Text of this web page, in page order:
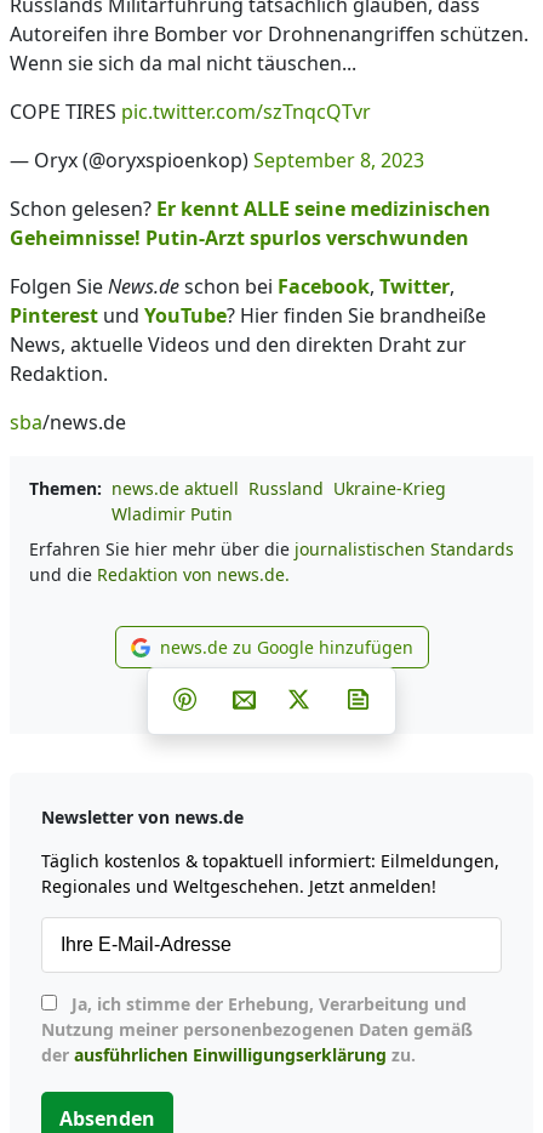
Autoreifen ihre Bomber vor Drohnenangriffen schützen.
Wenn sie sich da mal nicht täuschen...
COPE TIRES pic.twitter.com/szTnqcQTvr
— Oryx (@oryxspioenkop)September 8, 2023
Schon gelesen? Er kennt ALLE seine medizinischen
Geheimnisse! Putin-Arzt spurlos verschwunden
Folgen SieNews.deschon bei Facebook, Twitter,
Pinterest und YouTube? Hier finden Sie brandheiße
News, aktuelle Videos und den direkten Draht zur
Redaktion.
sba/news.de
Themen: news.de aktuell Russland Ukraine-Krieg
Wladimir Putin
Erfahren Sie hier mehr über die journalistischen Standards
und die Redaktion von news.de.
news.de zu Google
news.de zu Google hinzufügen
Teilen auf Facebook
Teilen auf Whatsapp
Teilen auf Telegram
Teilen auf Pinterest
Per E-Mail teilen
Post auf X
Newsletter von news.de
Täglich kostenlos & topaktuell informiert: Eilmeldungen,
Regionales und Weltgeschehen. Jetzt anmelden!
Nutzung meiner personenbezogenen Daten gemäß
der ausführlichen Einwilligungserklärung zu.
Absenden